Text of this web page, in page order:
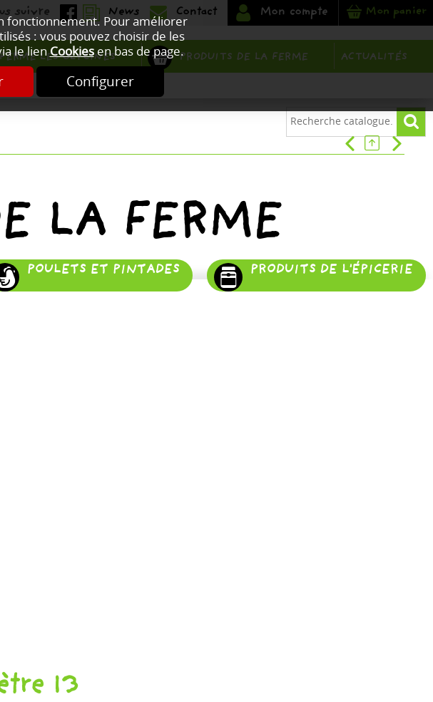
fonctionnement. Pour améliorer
: vous pouvez choisir de les
le lienCookiesen bas de page.
Configurer
Mon panier
LES GLYCINES PRODUITS DE LA FERME ACTUALITÉS
LA FERME
POULETS ET PINTADES PRODUITS DE L'ÉPICERIE
13